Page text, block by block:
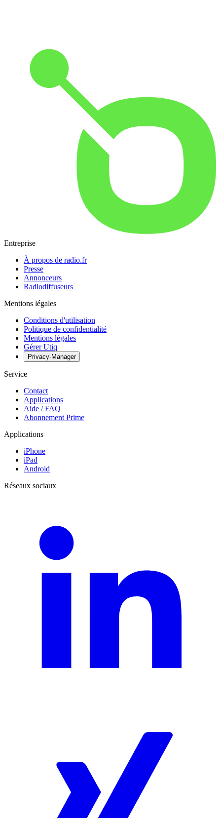
Entreprise
À propos de radio.fr
Presse
Annonceurs
Radiodiffuseurs
Mentions légales
Conditions d'utilisation
Politique de confidentialité
Mentions légales
Gérer Utiq
Privacy-Manager
Service
Contact
Applications
Aide / FAQ
Abonnement Prime
Applications
iPhone
iPad
Android
Réseaux sociaux